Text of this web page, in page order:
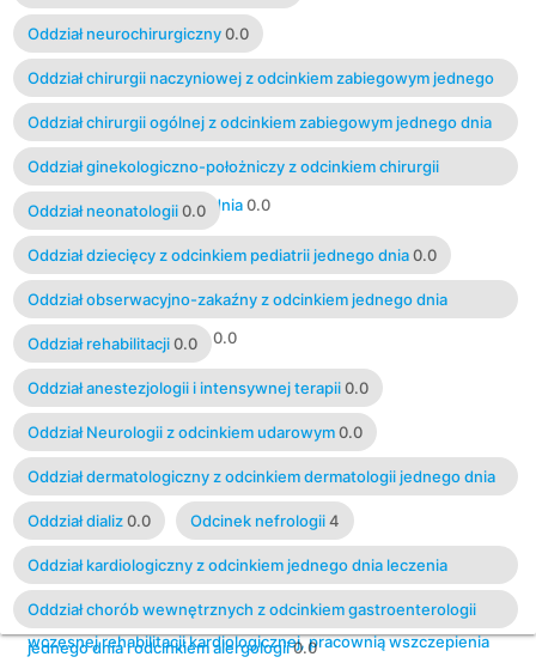
Oddział neurochirurgiczny 0.0
Oddział chirurgii naczyniowej z odcinkiem zabiegowym jednego
dnia 0.0
Oddział chirurgii ogólnej z odcinkiem zabiegowym jednego dnia
0.0
Oddział ginekologiczno-położniczy z odcinkiem chirurgii
ginekologicznej jednego dnia 0.0
Oddział neonatologii 0.0
Oddział dziecięcy z odcinkiem pediatrii jednego dnia 0.0
Oddział obserwacyjno-zakaźny z odcinkiem jednego dnia
leczenia chorób wątroby 0.0
Oddział rehabilitacji 0.0
Oddział anestezjologii i intensywnej terapii 0.0
Oddział Neurologii z odcinkiem udarowym 0.0
Oddział dermatologiczny z odcinkiem dermatologii jednego dnia
0.0
Oddział dializ 0.0 Odcinek nefrologii 4
Oddział kardiologiczny z odcinkiem jednego dnia leczenia
stanów nagłych w chorobach układu krążenia i odcinkiem
wczesnej rehabilitacji kardiologicznej, pracownią wszczepienia
Oddział chorób wewnętrznych z odcinkiem gastroenterologii
jednego dnia i odcinkiem alergologii0.0